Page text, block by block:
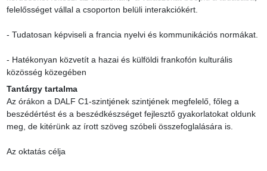
felelősséget vállal a csoporton belüli interakciókért.
- Tudatosan képviseli a francia nyelvi és kommunikációs normákat.
- Hatékonyan közvetít a hazai és külföldi frankofón kulturális
közösség közegében
Tantárgy tartalma
Az órákon a DALF C1-szintjének szintjének megfelelő, főleg a
beszédértést és a beszédkészséget fejlesztő gyakorlatokat oldunk
meg, de kitérünk az írott szöveg szóbeli összefoglalására is.
Az oktatás célja